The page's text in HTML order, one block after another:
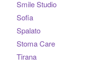
Smile Studio
Sofia
Spalato
Stoma Care
Tirana